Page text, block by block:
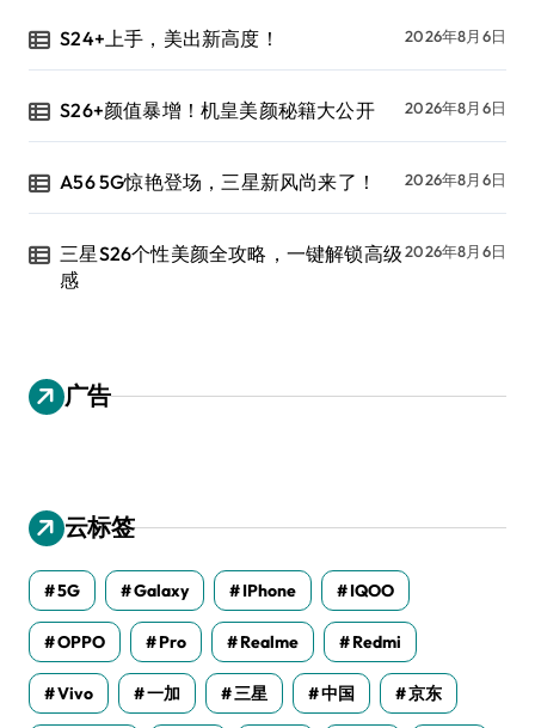
S24+上手，美出新高度！ 2026年8月6日
S26+颜值暴增！机皇美颜秘籍大公开 2026年8月6日
A56 5G惊艳登场，三星新风尚来了！ 2026年8月6日
三星S26个性美颜全攻略，一键解锁高级
感
2026年8月6日
广告
云标签
5G Galaxy IPhone IQOO
OPPO Pro Realme Redmi
Vivo 一加 三星 中国 京东